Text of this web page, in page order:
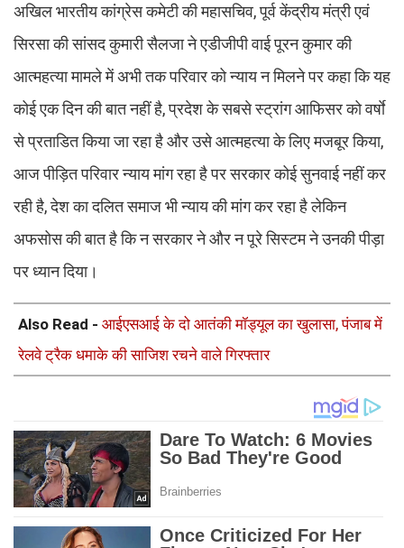
अखिल भारतीय कांग्रेस कमेटी की महासचिव, पूर्व केंद्रीय मंत्री एवं
सिरसा की सांसद कुमारी सैलजा ने एडीजीपी वाई पूरन कुमार की
आत्महत्या मामले में अभी तक परिवार को न्याय न मिलने पर कहा कि यह
कोई एक दिन की बात नहीं है, प्रदेश के सबसे स्ट्रांग आफिसर को वर्षाे
से प्रताडित किया जा रहा है और उसे आत्महत्या के लिए मजबूर किया,
आज पीड़ित परिवार न्याय मांग रहा है पर सरकार कोई सुनवाई नहीं कर
रही है, देश का दलित समाज भी न्याय की मांग कर रहा है लेकिन
अफसोस की बात है कि न सरकार ने और न पूरे सिस्टम ने उनकी पीड़ा
पर ध्यान दिया।
Also Read - आईएसआई के दो आतंकी मॉड्यूल का खुलासा, पंजाब में
रेलवे ट्रैक धमाके की साजिश रचने वाले गिरफ्तार